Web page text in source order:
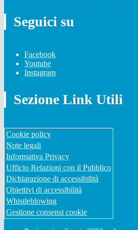
Seguici su
Facebook
Youtube
Instagram
Sezione Link Utili
Cookie policy
Note legali
Informativa Privacy
Ufficio Relazioni con il Pubblico
Dichiarazione di accessibilità
Obiettivi di accessibilità
Whistleblowing
Gestione consensi cookie